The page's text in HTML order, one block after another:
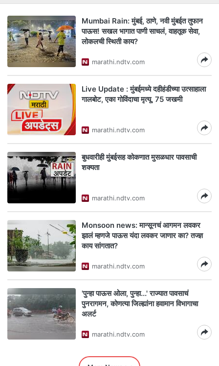
Mumbai Rain: मुंबई, ठाणे, नवी मुंबईत तुफान
पाऊस! सखल भागात पाणी साचलं, वाहतूक सेवा,
लोकलची स्थिती काय?
marathi.ndtv.com
Live Update : मुंबईमध्ये दहीहंडीच्या उत्साहाला
गालबोट, एका गोविंदाचा मृत्यू, 75 जखमी
marathi.ndtv.com
बुधवारीही मुंबईसह कोकणात मुसळधार पावसाची
शक्यता
marathi.ndtv.com
Monsoon news: मान्सूनचं आगमन लवकर
झालं म्हणजे पाऊस यंदा लवकर जाणार का? तज्ज्ञ
काय सांगतात?
marathi.ndtv.com
'पुन्हा पाऊस ओला, पुन्हा...' राज्यात पावसाचं
पुनरागमन, कोणत्या जिल्ह्यांना हवामान विभागाचा
अलर्ट
marathi.ndtv.com